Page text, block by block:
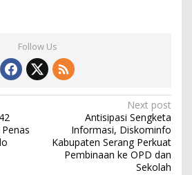
Follow Us
Next post
Antisipasi Sengketa
Informasi, Diskominfo
Kabupaten Serang Perkuat
Pembinaan ke OPD dan
Sekolah